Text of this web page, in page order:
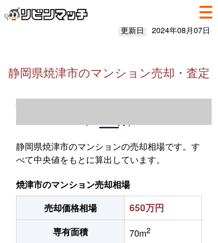
更新日 2024年08月07日
静岡県焼津市のマンション売却・査定
静岡県焼津市のマンション売却情報（2023
静岡県焼津市のマンションの売却相場です。す
べて中央値をもとに算出しています。
焼津市のマンション売却相場
売却価格相場
650万円
専有面積 70m2